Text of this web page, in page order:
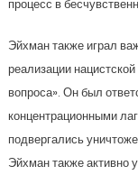
процесс в
Эйхман также играл
реализации
вопроса». Он был
концентрационными
подвергались
Эйхман также активно